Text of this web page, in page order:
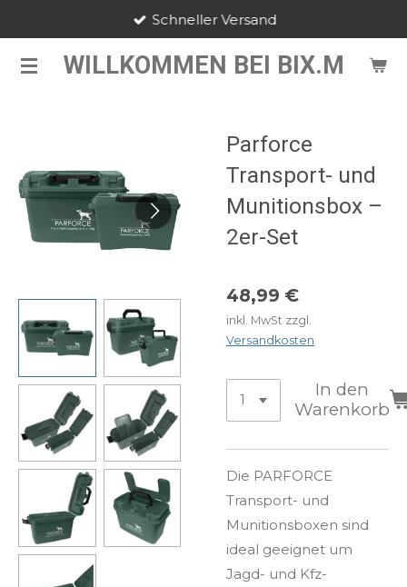
springen WILLKOMMEN BEI BIX.M
Schneller Versand
Parforce
Transport- und
Munitionsbox –
2er-Set
48,99 €
inkl. MwSt zzgl.
Versandkosten
In den
Warenkorb
Die PARFORCE
Transport- und
Munitionsboxen sind
ideal geeignet um
Jagd- und Kfz-